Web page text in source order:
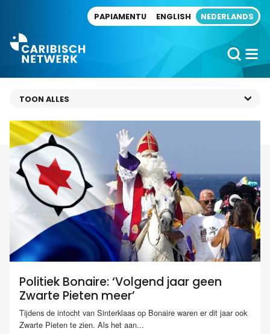
PAPIAMENTU ENGLISH NEDERLANDS
Politiek Bonaire: ‘Volgend jaar geen
Zwarte Pieten meer’
Tijdens de intocht van Sinterklaas op Bonaire waren er dit jaar ook
Zwarte Pieten te zien. Als het aan...